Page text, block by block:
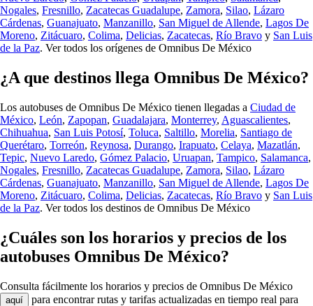
Nogales, Fresnillo, Zacatecas Guadalupe, Zamora, Silao, Lázaro
Cárdenas, Guanajuato, Manzanillo, San Miguel de Allende, Lagos De
Moreno, Zitácuaro, Colima, Delicias, Zacatecas, Río Bravo y San Luis
de la Paz. Ver todos los orígenes de Omnibus De México
¿A que destinos llega Omnibus De México?
Los autobuses de Omnibus De México tienen llegadas a Ciudad de
México, León, Zapopan, Guadalajara, Monterrey, Aguascalientes,
Chihuahua, San Luis Potosí, Toluca, Saltillo, Morelia, Santiago de
Querétaro, Torreón, Reynosa, Durango, Irapuato, Celaya, Mazatlán,
Tepic, Nuevo Laredo, Gómez Palacio, Uruapan, Tampico, Salamanca,
Nogales, Fresnillo, Zacatecas Guadalupe, Zamora, Silao, Lázaro
Cárdenas, Guanajuato, Manzanillo, San Miguel de Allende, Lagos De
Moreno, Zitácuaro, Colima, Delicias, Zacatecas, Río Bravo y San Luis
de la Paz. Ver todos los destinos de Omnibus De México
¿Cuáles son los horarios y precios de los
autobuses Omnibus De México?
Consulta fácilmente los horarios y precios de Omnibus De México
aquí
para encontrar rutas y tarifas actualizadas en tiempo real para